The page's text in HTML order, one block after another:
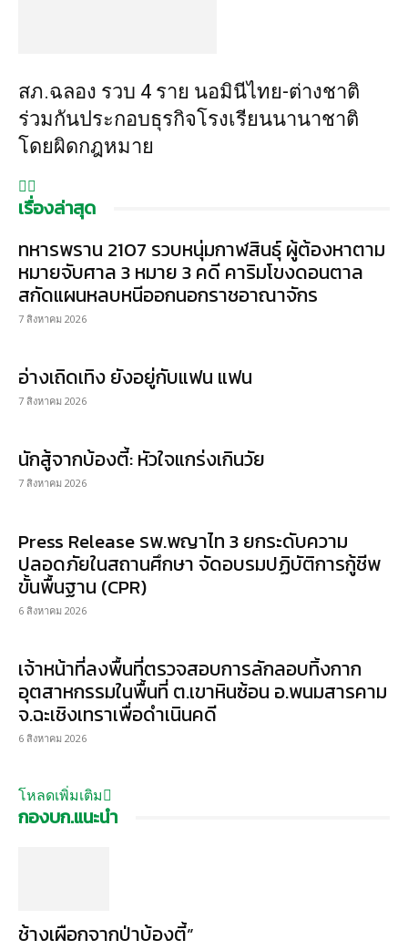
สภ.ฉลอง รวบ 4 ราย นอมินีไทย-ต่างชาติ
ร่วมกันประกอบธุรกิจโรงเรียนนานาชาติ
โดยผิดกฎหมาย
เรื่องล่าสุด
ทหารพราน 2107 รวบหนุ่มกาฬสินธุ์ ผู้ต้องหาตาม
หมายจับศาล 3 หมาย 3 คดี คาริมโขงดอนตาล
สกัดแผนหลบหนีออกนอกราชอาณาจักร
7 สิงหาคม 2026
อ่างเถิดเทิง ยังอยู่กับแฟน แฟน
7 สิงหาคม 2026
นักสู้จากบ้องตี้: หัวใจแกร่งเกินวัย
7 สิงหาคม 2026
Press Release รพ.พญาไท 3 ยกระดับความ
ปลอดภัยในสถานศึกษา จัดอบรมปฏิบัติการกู้ชีพ
ขั้นพื้นฐาน (CPR)
6 สิงหาคม 2026
เจ้าหน้าที่ลงพื้นที่ตรวจสอบการลักลอบทิ้งกาก
อุตสาหกรรมในพื้นที่ ต.เขาหินซ้อน อ.พนมสารคาม
จ.ฉะเชิงเทราเพื่อดำเนินคดี
6 สิงหาคม 2026
โหลดเพิ่มเติม
กองบก.แนะนำ
ช้างเผือกจากป่าบ้องตี้”